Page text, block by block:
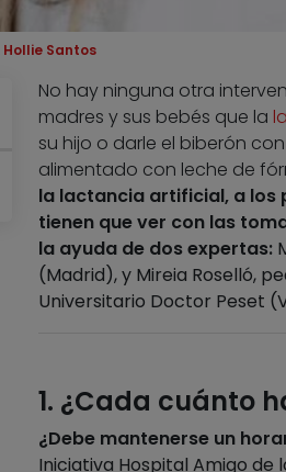
Hollie Santos
No hay ninguna otra
madres y sus bebés que la
su hijo o darle el biberón con
alimentado con leche de
la lactancia artificial, a los
tienen que ver con las
la ayuda de dos expertas:
(Madrid), y Mireia Roselló,
Universitario Doctor Peset
1. ¿Cada cuánto
¿Debe mantenerse un
Iniciativa Hospital Amigo de